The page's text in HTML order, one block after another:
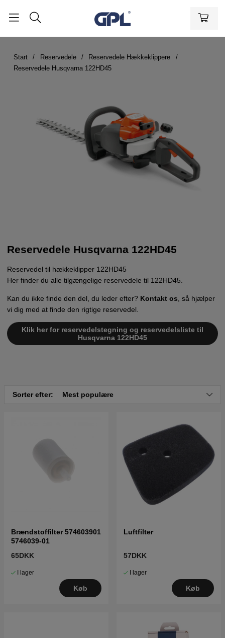
Start Reservedele
Reservedele Hækkeklippere
Reservedele Husqvarna 122HD45
Reservedele Husqvarna 122HD45
Reservedel til hækkeklipper 122HD45
Her finder du alle tilgængelige reservedele til 122HD45.
Kan du ikke finde den del, du leder efter? Kontakt os , så hjælper
vi dig med at finde den rigtige reservedel.
Klik her for reservedelstegning og reservedelsliste til
Husqvarna 122HD45
Sorter efter: Mest populære
Brændstoffilter 574603901
5746039-01
65DKK
I lager
Køb
Luftfilter
57DKK
I lager
Køb